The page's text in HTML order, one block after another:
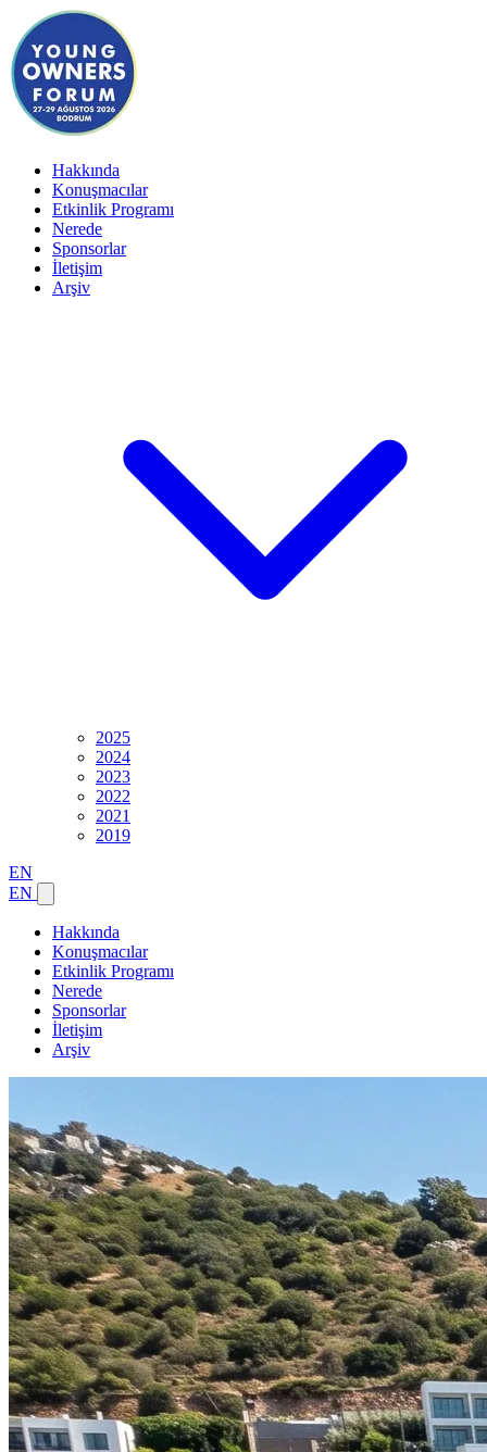
Hakkında
Konuşmacılar
Etkinlik Programı
Nerede
Sponsorlar
İletişim
Arşiv
2025
2024
2023
2022
2021
2019
EN
EN
Hakkında
Konuşmacılar
Etkinlik Programı
Nerede
Sponsorlar
İletişim
Arşiv